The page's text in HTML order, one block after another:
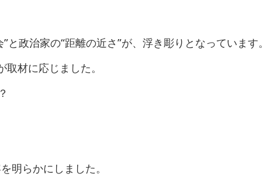
と政治家の“距離の近さ”が、浮き彫りとなっています。
材に応じました。
明らかにしました。